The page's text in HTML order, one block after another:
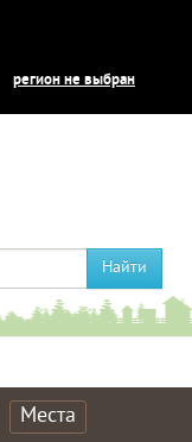
регион не выбран
Найти
Места